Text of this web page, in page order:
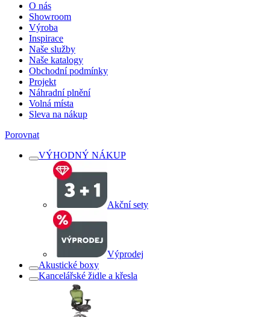
O nás
Showroom
Výroba
Inspirace
Naše služby
Naše katalogy
Obchodní podmínky
Projekt
Náhradní plnění
Volná místa
Sleva na nákup
Porovnat
VÝHODNÝ NÁKUP
Akční sety
Výprodej
Akustické boxy
Kancelářské židle a křesla